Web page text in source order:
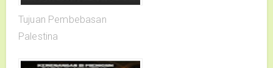
Tujuan Pembebasan
Palestina